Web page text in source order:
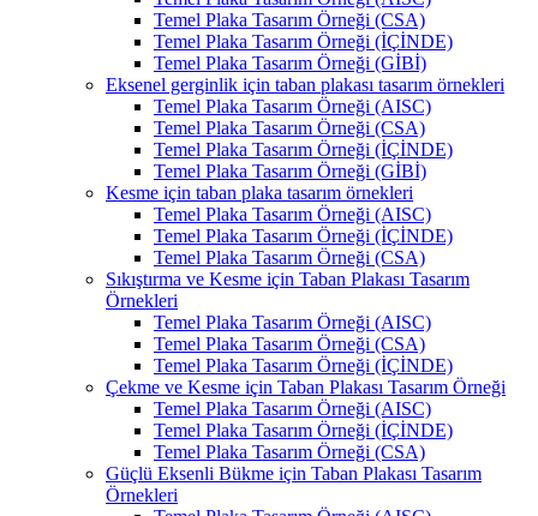
Temel Plaka Tasarım Örneği (CSA)
Temel Plaka Tasarım Örneği (İÇİNDE)
Temel Plaka Tasarım Örneği (GİBİ)
Eksenel gerginlik için taban plakası tasarım örnekleri
Temel Plaka Tasarım Örneği (AISC)
Temel Plaka Tasarım Örneği (CSA)
Temel Plaka Tasarım Örneği (İÇİNDE)
Temel Plaka Tasarım Örneği (GİBİ)
Kesme için taban plaka tasarım örnekleri
Temel Plaka Tasarım Örneği (AISC)
Temel Plaka Tasarım Örneği (İÇİNDE)
Temel Plaka Tasarım Örneği (CSA)
Sıkıştırma ve Kesme için Taban Plakası Tasarım
Örnekleri
Temel Plaka Tasarım Örneği (AISC)
Temel Plaka Tasarım Örneği (CSA)
Temel Plaka Tasarım Örneği (İÇİNDE)
Çekme ve Kesme için Taban Plakası Tasarım Örneği
Temel Plaka Tasarım Örneği (AISC)
Temel Plaka Tasarım Örneği (İÇİNDE)
Temel Plaka Tasarım Örneği (CSA)
Güçlü Eksenli Bükme için Taban Plakası Tasarım
Örnekleri